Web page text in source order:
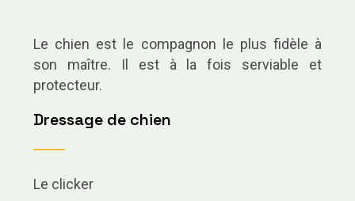
Le chien est le compagnon le plus fidèle à
son maître. Il est à la fois serviable et
protecteur.
Dressage de chien
Le clicker